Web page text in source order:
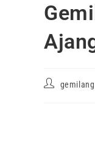
gemilang